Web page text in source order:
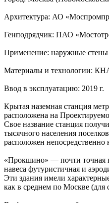
Архитектура: АО
Генподрядчик: ПАО
Применение: наружные
Материалы и технологии:
Ввод в эксплуатацию: 2019 г.
Крытая наземная станция
расположена на
Свое название станция
тысячного населения
расположен
«Прокшино» — почти точная
навеса футуристичная и
Эти здания имели
как в среднем по Москве (для